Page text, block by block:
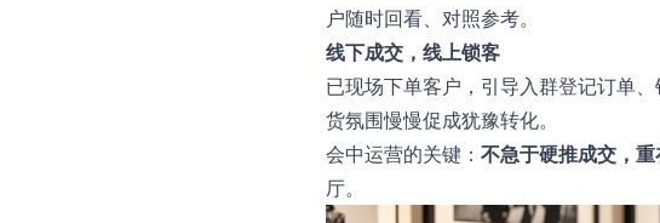
户随时回看、对照参考。
线下成交，线上锁客
已现场下单客户，引导入群登记订单
货氛围慢慢促成犹豫转化。
会中运营的关键： 不急于硬推成交，
厅。